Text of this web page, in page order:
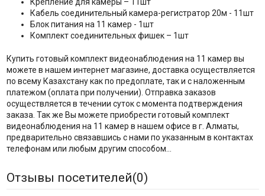
Кабель соединительный камера-регистратор 20м - 11шт
Блок питания на 11 камер - 1шт
Комплект соединительных фишек – 1шт
Купить готовый комплект видеонаблюдения на 11 камер вы
можете в нашем интернет магазине, доставка осуществляется
по всему Казахстану как по предоплате, так и с наложенным
платежом (оплата при получении). Отправка заказов
осуществляется в течении суток с момента подтверждения
заказа. Так же Вы можете приобрести готовый комплект
видеонаблюдения на 11 камер в нашем офисе в г. Алматы,
предварительно связавшись с нами по указанным в контактах
телефонам или любым другим способом…
Отзывы посетителей(0)